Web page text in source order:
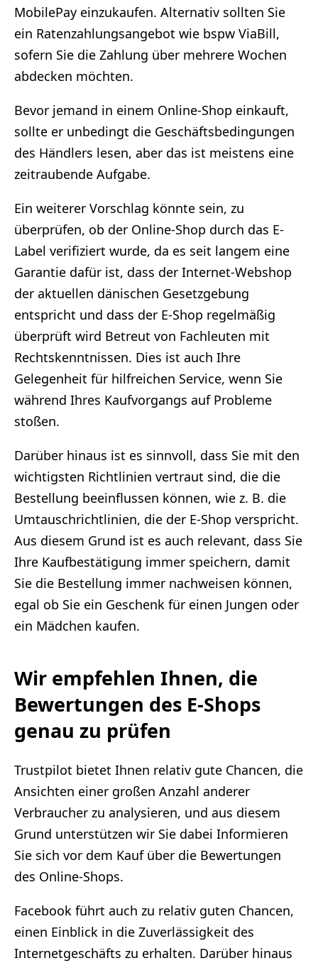
MobilePay einzukaufen. Alternativ sollten Sie
ein Ratenzahlungsangebot wie bspw ViaBill,
sofern Sie die Zahlung über mehrere Wochen
abdecken möchten.
Bevor jemand in einem Online-Shop einkauft,
sollte er unbedingt die Geschäftsbedingungen
des Händlers lesen, aber das ist meistens eine
zeitraubende Aufgabe.
Ein weiterer Vorschlag könnte sein, zu
überprüfen, ob der Online-Shop durch das E-
Label verifiziert wurde, da es seit langem eine
Garantie dafür ist, dass der Internet-Webshop
der aktuellen dänischen Gesetzgebung
entspricht und dass der E-Shop regelmäßig
überprüft wird Betreut von Fachleuten mit
Rechtskenntnissen. Dies ist auch Ihre
Gelegenheit für hilfreichen Service, wenn Sie
während Ihres Kaufvorgangs auf Probleme
stoßen.
Darüber hinaus ist es sinnvoll, dass Sie mit den
wichtigsten Richtlinien vertraut sind, die die
Bestellung beeinflussen können, wie z. B. die
Umtauschrichtlinien, die der E-Shop verspricht.
Aus diesem Grund ist es auch relevant, dass Sie
Ihre Kaufbestätigung immer speichern, damit
Sie die Bestellung immer nachweisen können,
egal ob Sie ein Geschenk für einen Jungen oder
ein Mädchen kaufen.
Wir empfehlen Ihnen, die
Bewertungen des E-Shops
genau zu prüfen
Trustpilot bietet Ihnen relativ gute Chancen, die
Ansichten einer großen Anzahl anderer
Verbraucher zu analysieren, und aus diesem
Grund unterstützen wir Sie dabei Informieren
Sie sich vor dem Kauf über die Bewertungen
des Online-Shops.
Facebook führt auch zu relativ guten Chancen,
einen Einblick in die Zuverlässigkeit des
Internetgeschäfts zu erhalten. Darüber hinaus